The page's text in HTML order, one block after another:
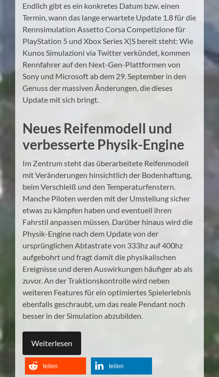
Endlich gibt es ein konkretes Datum bzw. einen
Termin, wann das lange erwartete Update 1.8 für die
Rennsimulation Assetto Corsa Competizione für
PlayStation 5 und Xbox Series X|S bereit steht: Wie
Kunos Simulazioni via Twitter verkündet, kommen
Rennfahrer auf den Next-Gen-Plattformen von
Sony und Microsoft ab dem 29. September in den
Genuss der massiven Änderungen, die dieses
Update mit sich bringt.
Neues Reifenmodell und
verbesserte Physik-Engine
Im Zentrum steht das überarbeitete Reifenmodell
mit Veränderungen hinsichtlich der Bodenhaftung,
beim Verschleiß und den Temperaturfenstern.
Manche Piloten werden mit der Umstellung sicher
etwas zu kämpfen haben und eventuell ihren
Fahrstil anpassen müssen. Darüber hinaus wird die
Physik-Engine nach dem Update von der
ursprünglichen Abtastrate von 333hz auf 400hz
aufgebohrt und fragt damit die physikalischen
Ereignisse und deren Auswirkungen häufiger ab als
zuvor. An der Traktionskontrolle wird neben
weiteren Features für ein optimiertes Spielerlebnis
ebenfalls geschraubt, um das reale Pendant noch
besser in der Simulation abzubilden.
Weiterlesen
teilen teilen